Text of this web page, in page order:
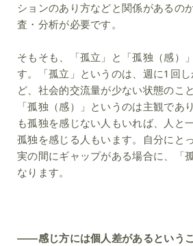
ションのあり方などと関係があるの
査・分析が必要です。
そもそも、「孤立」と「孤独（感）
す。「孤立」というのは、週に1回
ど、社会的交流量が少ない状態のこ
「孤独（感）」というのは主観であ
も孤独を感じない人もいれば、人と
孤独を感じる人もいます。自分にと
実の間にギャップがある場合に、「
なります。
――感じ方には個人差があるという